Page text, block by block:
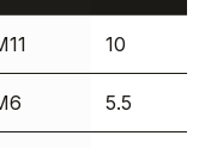
10
5.5